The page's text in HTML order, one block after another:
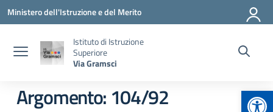
Vai ai contenuti
Vai al menu di navigazione
Vai al footer
Ministero dell'Istruzione e del Merito
Istituto di Istruzione
Superiore
Via Gramsci
Argomento: 104/92